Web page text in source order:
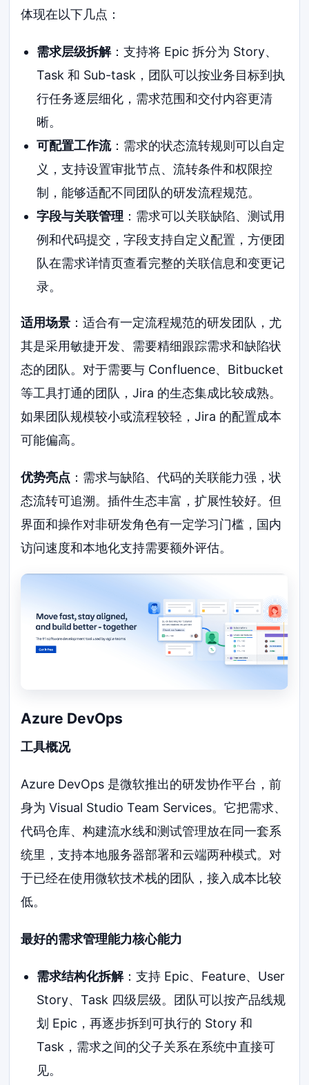
体现在以下几点：
需求层级拆解：支持将 Epic 拆分为 Story、
Task 和 Sub-task，团队可以按业务目标到执
行任务逐层细化，需求范围和交付内容更清
晰。
可配置工作流：需求的状态流转规则可以自定
义，支持设置审批节点、流转条件和权限控
制，能够适配不同团队的研发流程规范。
字段与关联管理 ：需求可以关联缺陷、测试用
例和代码提交，字段支持自定义配置，方便团
队在需求详情页查看完整的关联信息和变更记
录。
适用场景 ：适合有一定流程规范的研发团队，尤
其是采用敏捷开发、需要精细跟踪需求和缺陷状
态的团队。对于需要与 Confluence、Bitbucket
等工具打通的团队，Jira 的生态集成比较成熟。
如果团队规模较小或流程较轻，Jira 的配置成本
可能偏高。
优势亮点 ：需求与缺陷、代码的关联能力强，状
态流转可追溯。插件生态丰富，扩展性较好。但
界面和操作对非研发角色有一定学习门槛，国内
访问速度和本地化支持需要额外评估。
Azure DevOps
工具概况
Azure DevOps 是微软推出的研发协作平台，前
身为 Visual Studio Team Services。它把需求、
代码仓库、构建流水线和测试管理放在同一套系
统里，支持本地服务器部署和云端两种模式。对
于已经在使用微软技术栈的团队，接入成本比较
低。
最好的需求管理能力核心能力
需求结构化拆解：支持 Epic、Feature、User
Story、Task 四级层级。团队可以按产品线规
划 Epic，再逐步拆到可执行的 Story 和
Task，需求之间的父子关系在系统中直接可
见。